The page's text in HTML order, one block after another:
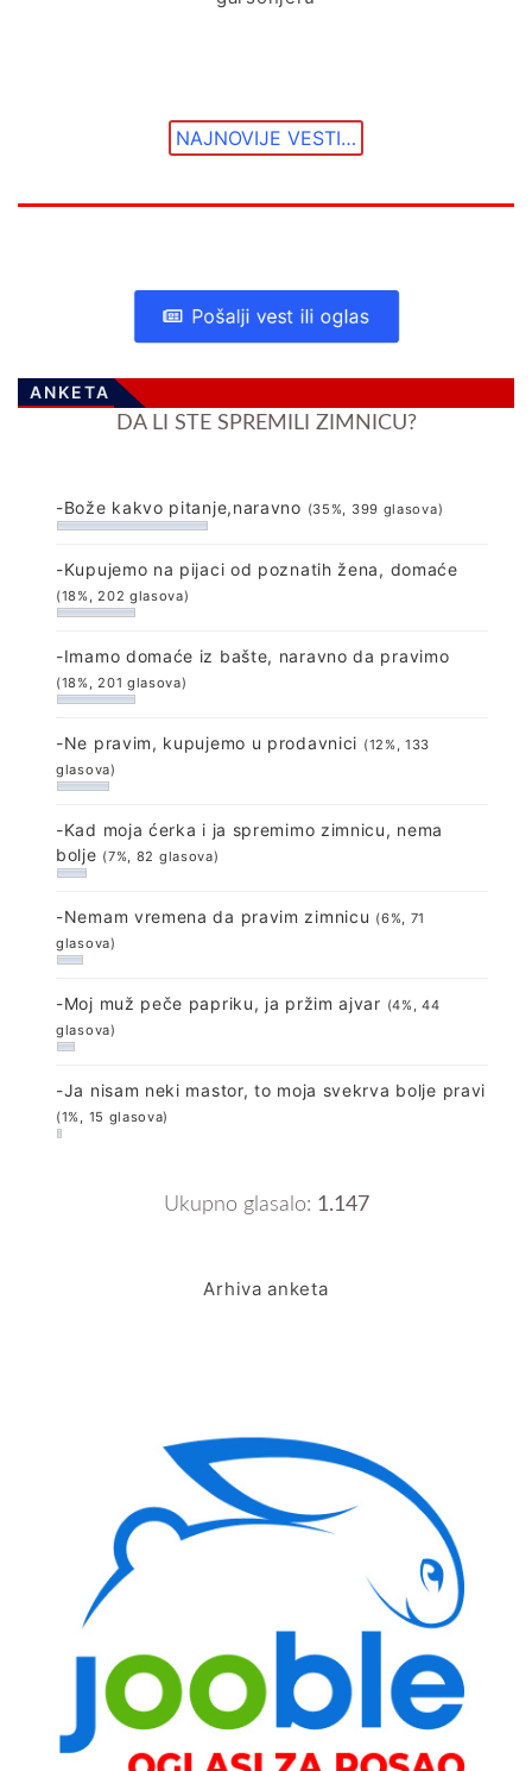
NAJNOVIJE VESTI…
Pošalji vest ili oglas
ANKETA
DA LI STE SPREMILI ZIMNICU?
-Bože kakvo pitanje,naravno (35%, 399 glasova)
-Kupujemo na pijaci od poznatih žena, domaće
(18%, 202 glasova)
-Imamo domaće iz bašte, naravno da pravimo
(18%, 201 glasova)
-Ne pravim, kupujemo u prodavnici (12%, 133
glasova)
-Kad moja ćerka i ja spremimo zimnicu, nema
bolje (7%, 82 glasova)
-Nemam vremena da pravim zimnicu (6%, 71
glasova)
-Moj muž peče papriku, ja pržim ajvar (4%, 44
glasova)
-Ja nisam neki mastor, to moja svekrva bolje pravi
(1%, 15 glasova)
Ukupno glasalo: 1.147
Arhiva anketa